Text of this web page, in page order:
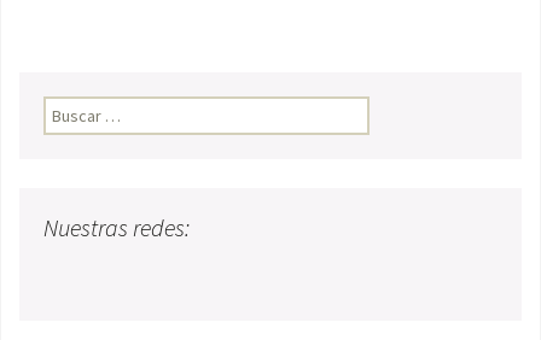
Buscar:
Nuestras redes: